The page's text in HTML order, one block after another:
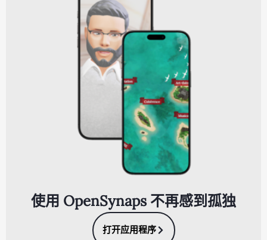
使用 OpenSynaps 不再感到孤独
打开应用程序